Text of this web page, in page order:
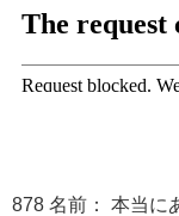
878 名前： 本当に